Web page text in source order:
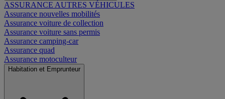
ASSURANCE AUTRES VÉHICULES
Assurance nouvelles mobilités
Assurance voiture de collection
Assurance voiture sans permis
Assurance camping-car
Assurance quad
Assurance motoculteur
Habitation et Emprunteur